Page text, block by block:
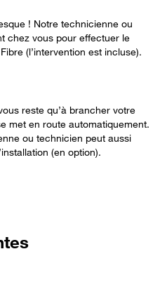
! Notre technicienne ou
chez vous pour effectuer le
(l’intervention est incluse).
reste qu’à brancher votre
met en route automatiquement.
ou technicien peut aussi
(en option).